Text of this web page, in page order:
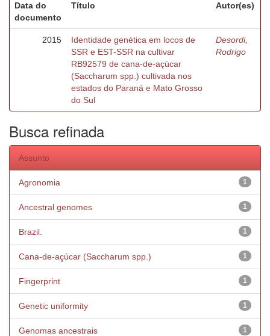
Data do
documento
Título Autor(es)
2015
Identidade genética em locos de
SSR e EST-SSR na cultivar
RB92579 de cana-de-açúcar
(Saccharum spp.) cultivada nos
estados do Paraná e Mato Grosso
do Sul
Desordi,
Rodrigo
Busca refinada
Assunto
1
Agronomia
1
Ancestral genomes
1
Brazil.
1
Cana-de-açúcar (Saccharum spp.)
1
Fingerprint
1
Genetic uniformity
1
Genomas ancestrais